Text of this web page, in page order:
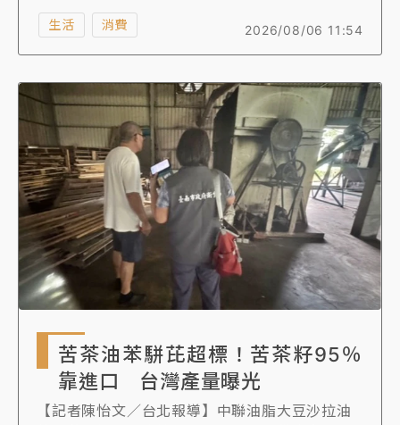
日俱增。為解決鮮乳冬季產銷失衡的難題，促進
國產牛乳多元加工利用，農業部畜產試驗所歷經
15年的研發試驗，成功克服早期技術瓶頸，奠定
加工技術，吸引乳酪業者投入產業化，預計最快
明年年中就能在便利商店買到100%國產的天然乳
酪絲，日本的乳酪絲會加魚漿定型，歐美則是在
起司正新鮮就吃完，來不及製程絲。
2026/08/06 11:54
生活 消費
苦茶油苯駢芘超標！苦茶籽95％
靠進口 台灣產量曝光
【記者陳怡文／台北報導】中聯油脂大豆沙拉油